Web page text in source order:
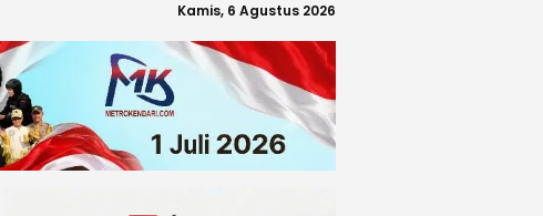
Kamis, 6 Agustus 2026